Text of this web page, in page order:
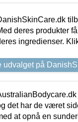
deres produkter
ingredienser.
udvalget på
det har de været
at opnå en